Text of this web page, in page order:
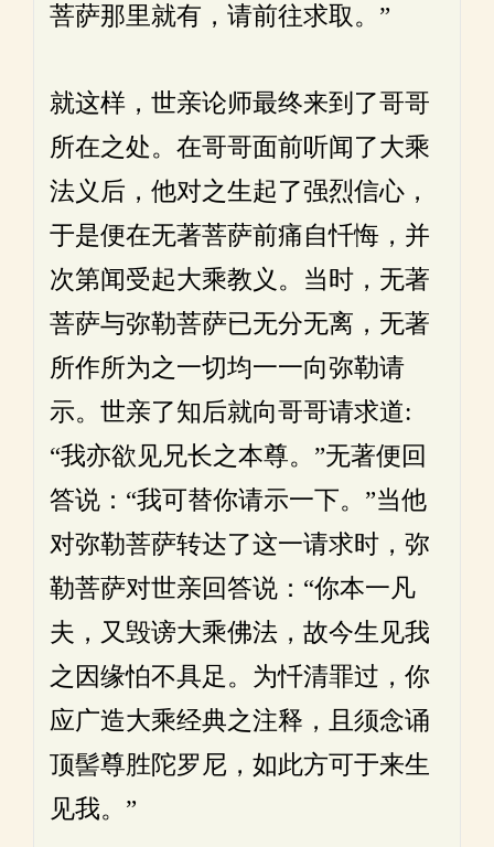
菩萨那里就有，请前往求取。”
就这样，世亲论师最终来到了哥哥
所在之处。在哥哥面前听闻了大乘
法义后，他对之生起了强烈信心，
于是便在无著菩萨前痛自忏悔，并
次第闻受起大乘教义。当时，无著
菩萨与弥勒菩萨已无分无离，无著
所作所为之一切均一一向弥勒请
示。世亲了知后就向哥哥请求道:
“我亦欲见兄长之本尊。”无著便回
答说：“我可替你请示一下。”当他
对弥勒菩萨转达了这一请求时，弥
勒菩萨对世亲回答说：“你本一凡
夫，又毁谤大乘佛法，故今生见我
之因缘怕不具足。为忏清罪过，你
应广造大乘经典之注释，且须念诵
顶髻尊胜陀罗尼，如此方可于来生
见我。”